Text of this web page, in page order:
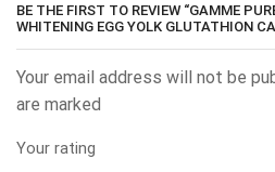
BE THE FIRST TO REVIEW “GAMME
WHITENING EGG YOLK GLUTATHION
Your email address will not be
are marked
Your rating